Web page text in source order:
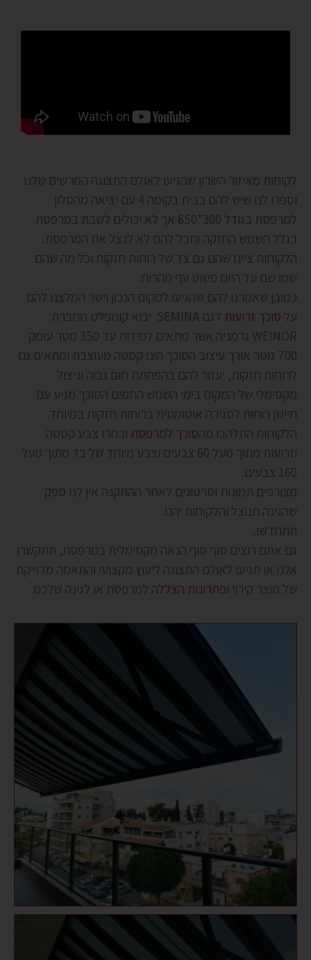
לקוחות מאיזור השרון שהגיעו לאולם התצוגה המרשים שלנו
וספרו לנו שיש להם בבית בקומה 4 עם יציאה מהסלון
למרפסת בגודל 300*650 אך לא יכולים לשבת במרפסת
בגלל השמש החזקה וחבל להם לא לנצל את המרפסת.
הלקוחות ציינו שהם גם צד של רוחות חזקות וכל מה שהם
שמו שם עד היום פשוט עף מהרוח.
כמובן שאמרנו להם שהגיעו למקום הנכון וישר המלצנו להם
על סוכך זרועות
דגם SEMINA יבוא קומפלט מחברת
WEINOR גרמניה אשר מתאים למידות עד 350 מטר עומק
700 מטר אורך עיצוב הסוכך הינו קסטה מעוצבת ומתאים גם
לרוחות חזקות, יעזור להם בהפחתת חום גבוה וניצול
מקסימלי של המקום בימי השמש החמים הסוכך מגיע עם
חיישן רוחות לסגירה אוטומטית ברוחות חזקות במיוחד.
הלקוחות התלהבו מהסוכך למרפסת ובחרו צבע קסטה
וזרועות מתוך מעל 60 צבעים וצבע מיוחד של בד מתוך מעל
160 צבעים.
מצורפים תמונות וסרטונים לאחר ההתקנה אין לנו ספק
שהגינה תנוצל והלקוחות יהנו.
תתחדשו.
גם אתם רוצים סוף סוף הנאה מקסימלית במרפסת, תתקשרו
אלנו או תגיעו לאולם התצוגה ליעוץ מקצועי והתאמה מדוייקת
של מוצר קירוי ופתרונות הצללה למרפסת או לגינה שלכם.